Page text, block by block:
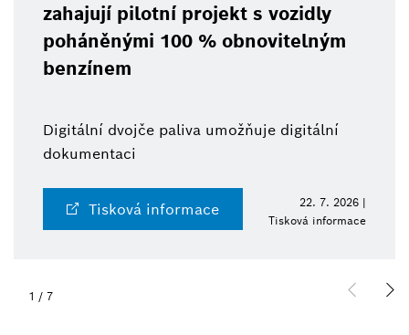
zahajují pilotní projekt s vozidly
poháněnými 100 % obnovitelným
benzínem
Digitální dvojče paliva umožňuje digitální
dokumentaci
Tisková informace
22. 7. 2026 |
Tisková informace
1 / 7